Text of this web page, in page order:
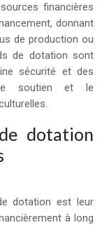
financières
donnant
de production ou
de dotation sont
sécurité et des
le soutien et le
dotation
dotation est leur
à long